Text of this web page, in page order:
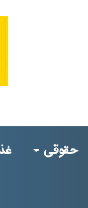
حقوقی